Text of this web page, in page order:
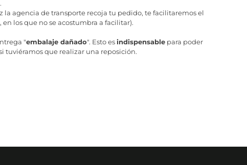
la agencia de transporte recoja tu pedido, te facilitaremos el
los que no se acostumbra a facilitar).
"embalaje dañado". Esto esindispensablepara poder
tuviéramos que realizar una reposición.